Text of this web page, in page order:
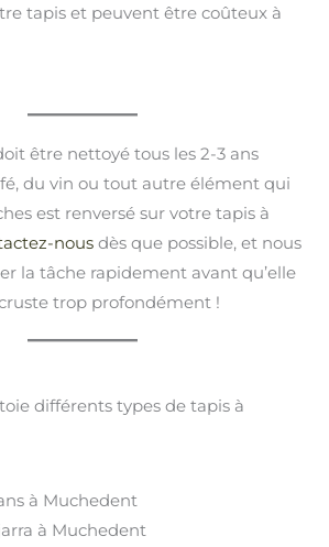
tapis et peuvent être coûteux à
être nettoyé tous les 2-3 ans
du vin ou tout autre élément qui
est renversé sur votre tapis à
nousdès que possible, et nous
la tâche rapidement avant qu’elle
trop profondément !
différents types de tapis à
à Muchedent
à Muchedent